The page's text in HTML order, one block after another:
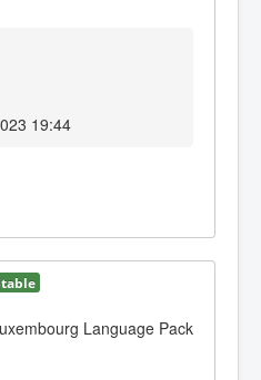
19:44
Language Pack